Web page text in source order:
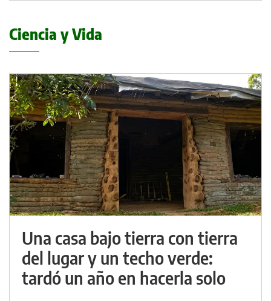
Ciencia y Vida
Una casa bajo tierra con tierra
del lugar y un techo verde:
tardó un año en hacerla solo